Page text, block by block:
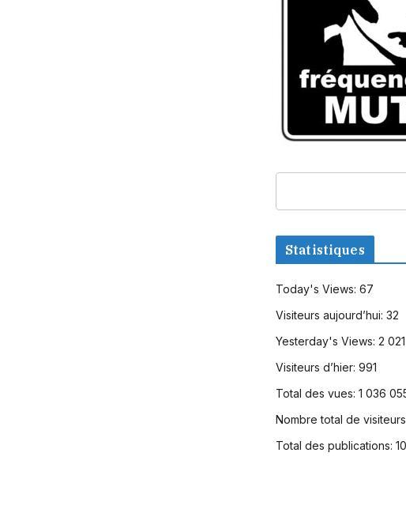
Statistiques
Today's Views: 67
Visiteurs aujourd’hui: 32
Yesterday's Views: 2 021
Visiteurs d’hier: 991
Total des vues: 1 036
Nombre total de
Total des publications: